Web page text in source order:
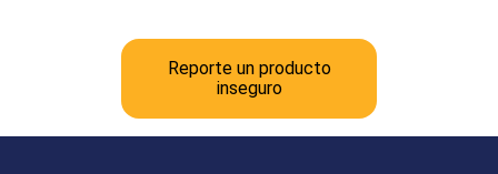
Reporte un producto
inseguro